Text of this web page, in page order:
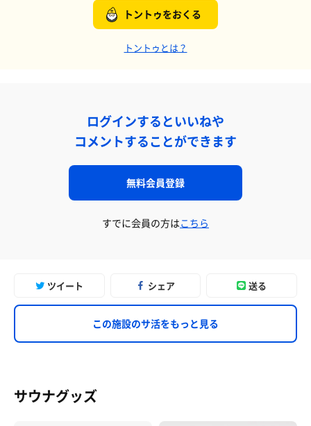
トントゥをおくる
トントゥとは？
ログインするといいねや
コメントすることができます
無料会員登録
すでに会員の方はこちら
ツイート シェア 送る
この施設のサ活をもっと見る
サウナグッズ